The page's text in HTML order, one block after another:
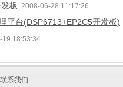
板 2008-06-28 11:17:26
平台(DSP6713+EP2C5开发板)
19 18:53:34
联系我们